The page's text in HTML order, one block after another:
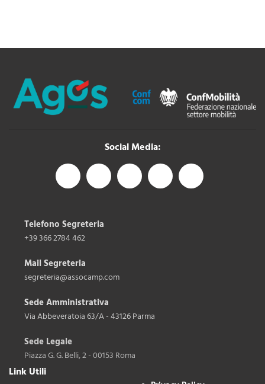
Social Media:
Telefono Segreteria
+39 366 2784 462
Mail Segreteria
segreteria@assocamp.com
Sede Amministrativa
Via Abbeveratoia 63/A - 43126 Parma
Sede Legale
Piazza G. G. Belli, 2 - 00153 Roma
Link Utili